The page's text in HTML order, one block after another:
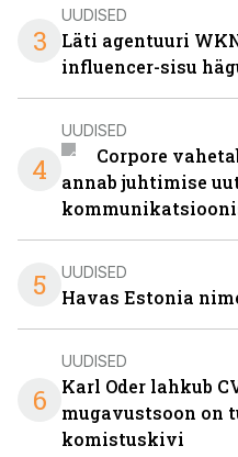
3
UUDISED
Läti agentuuri
influencer-sisu
4
UUDISED
Corpore
annab juhtimise
5 UUDISED
Havas Estonia
6
UUDISED
Karl Oder lahkub
mugavustsoon on
komistuskivi